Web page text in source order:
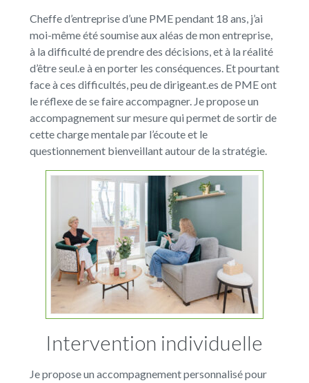
Cheffe d’entreprise d’une PME pendant 18 ans, j’ai
moi-même été soumise aux aléas de mon entreprise,
à la difficulté de prendre des décisions, et à la réalité
d’être seul.e à en porter les conséquences. Et pourtant
face à ces difficultés, peu de dirigeant.es de PME ont
le réflexe de se faire accompagner. Je propose un
accompagnement sur mesure qui permet de sortir de
cette charge mentale par l’écoute et le
questionnement bienveillant autour de la stratégie.
Intervention individuelle
Je propose un accompagnement personnalisé pour